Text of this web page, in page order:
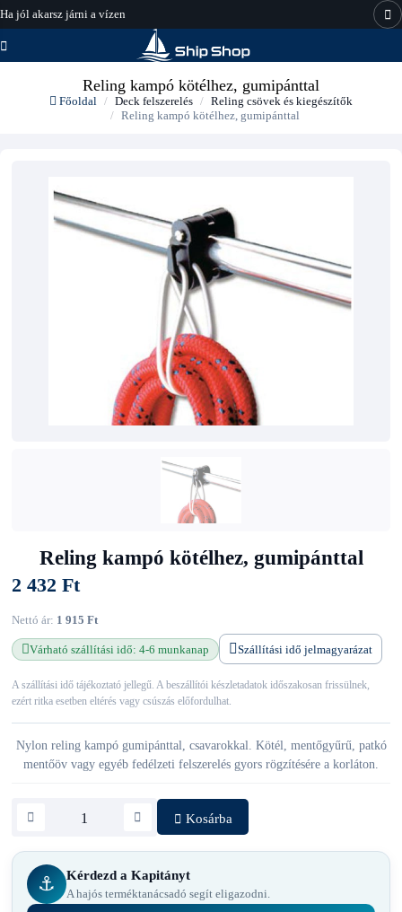
Ha jól akarsz járni a vízen
hajo-felszereles.hu
Reling kampó kötélhez, gumipánttal
Főoldal Deck felszerelés
Reling csövek és kiegészítők
Reling kampó kötélhez, gumipánttal
Reling kampó kötélhez, gumipánttal
2 432 Ft
Nettó ár: 1 915 Ft
Várható szállítási idő: 4-6 munkanap Szállítási idő jelmagyarázat
A szállítási idő tájékoztató jellegű. A beszállítói készletadatok időszakosan frissülnek,
ezért ritka esetben eltérés vagy csúszás előfordulhat.
Nylon reling kampó gumipánttal, csavarokkal. Kötél, mentőgyűrű, patkó
mentőöv vagy egyéb fedélzeti felszerelés gyors rögzítésére a korláton.
Kosárba
⚓ Kérdezd a Kapitányt
A hajós terméktanácsadó segít eligazodni.